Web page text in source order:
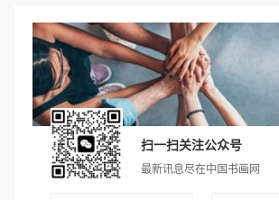
扫一扫关注公众号
最新讯息尽在中国书画网